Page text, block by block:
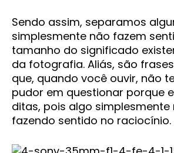
Sendo assim, separamos
simplesmente não fazem
tamanho do significado
da fotografia. Aliás, são
que, quando você ouvir, não
pudor em questionar porque
ditas, pois algo simplesmente
fazendo sentido no raciocínio.